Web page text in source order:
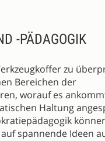
-PÄDAGOGIK
zu
Bereichen der
worauf es
Haltung
spannende Ideen